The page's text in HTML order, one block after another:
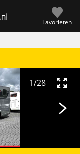
Favorieten
1/28